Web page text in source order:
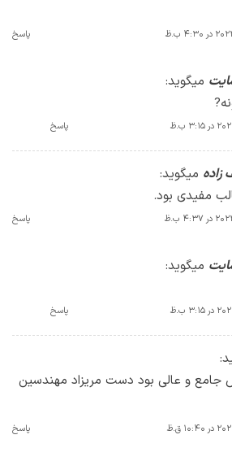
پاسخ
میگوید:
پاسخ
زاده میگوید:
مفیدی بود.
پاسخ
میگوید:
پاسخ
جامع و عالی بود دست مریزاد مهندسین
پاسخ